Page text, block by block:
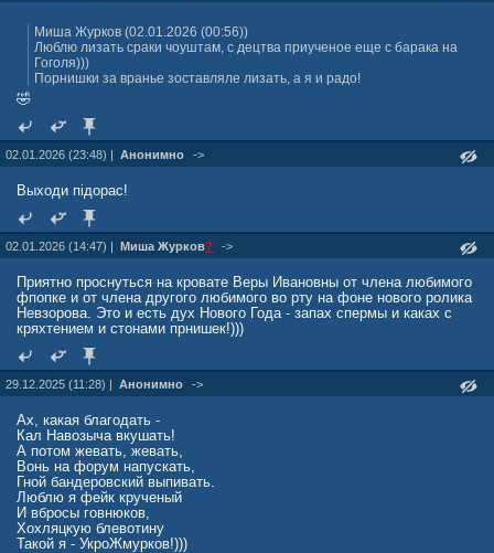
Миша Журкoв (02.01.2026 (00:56))
Люблю лизать сраки чоуштам, с децтва приученое еще с барака на
Гоголя)))
Порнишки за вранье зоставляле лизать, а я и радо!
🤣
02.01.2026 (23:48) | Анонимно ->
Выходи пiдорас!
02.01.2026 (14:47) | Миша Журкoв? ->
Приятно проснуться на кровате Веры Ивановны от члена любимого
фпопке и от члена другого любимого во рту на фоне нового ролика
Невзорова. Это и есть дух Нового Года - запах спермы и каках с
кряхтением и стонами прнишек!)))
29.12.2025 (11:28) | Анонимно ->
Ах, какая благодать -
Кал Навозыча вкушать!
А потом жевать, жевать,
Вонь на форум напускать,
Гной бандеровский выпивать.
Люблю я фейк крученый
И вбросы говнюков,
Хохляцкую блевотину
Такой я - УкроЖмурков!)))